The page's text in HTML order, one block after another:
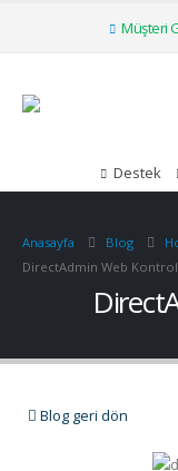
Müşteri
Destek
Anasayfa Blog
DirectAdmin Web
Blog geri dön